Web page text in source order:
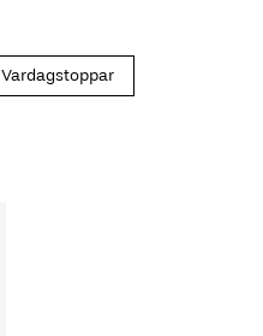
Vardagstoppar